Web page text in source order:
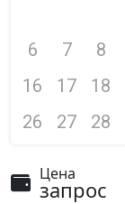
6
7 8
16
17 18
26
27 28
Цена
запрос